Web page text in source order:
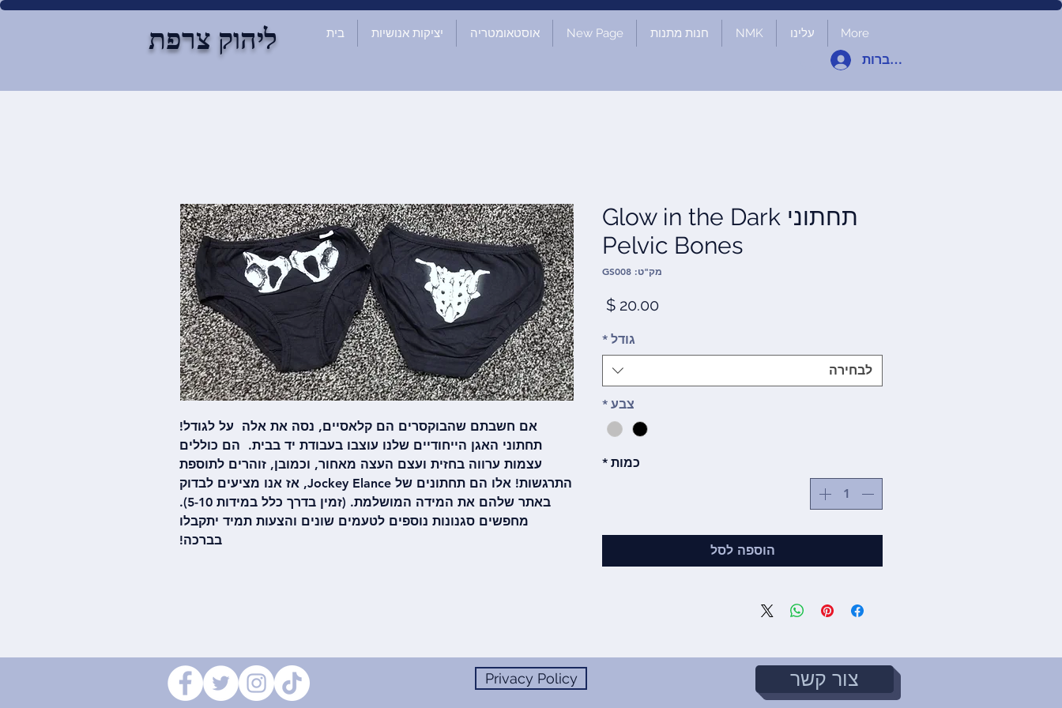
ליהוק צרפת בית יציקות אנושיות אוסטאומטריה New Page חנות מתנות NMK עלינו More
להתחברות
אם חשבתם שהבוקסרים הם קלאסיים, נסה את אלה על לגודל!
תחתוני האגן הייחודיים שלנו עוצבו בעבודת יד בבית. הם כוללים
עצמות ערווה בחזית ועצם העצה מאחור, וכמובן, זוהרים לתוספת
התרגשות! אלו הם תחתונים של Jockey Elance, אז אנו מציעים לבדוק
באתר שלהם את המידה המושלמת. (זמין בדרך כלל במידות 5-10).
מחפשים סגנונות נוספים לטעמים שונים והצעות תמיד יתקבלו
בברכה!
תחתוני Glow in the Dark
Pelvic Bones
מק"ט: GS008
מחיר
גודל *
לבחירה
צבע *
כמות *
הוספה לסל
Privacy Policy צור קשר